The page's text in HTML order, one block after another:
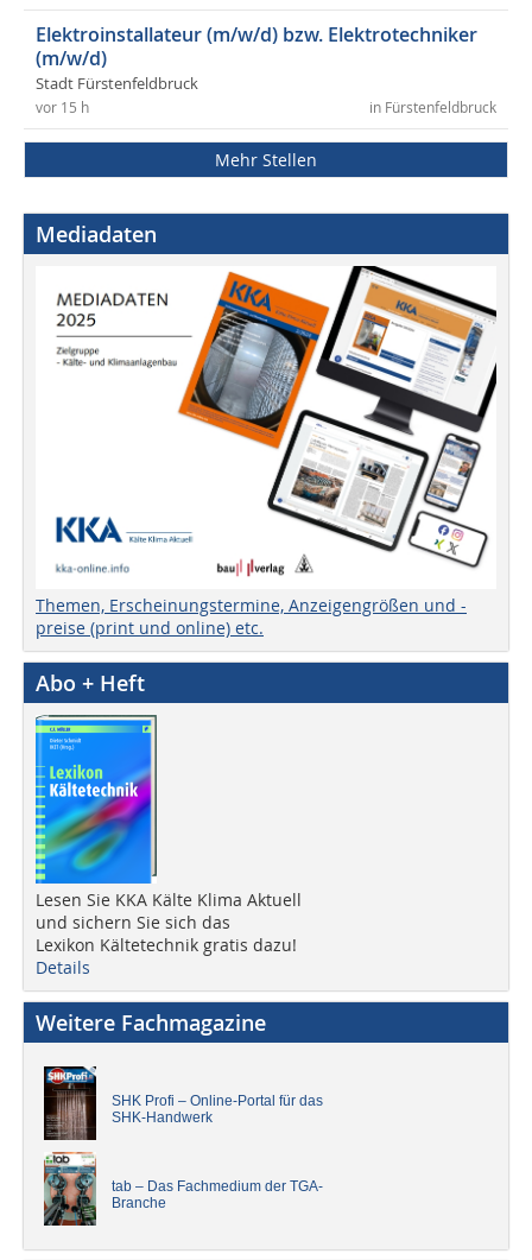
Elektroinstallateur (m/w/d) bzw. Elektrotechniker
(m/w/d)
Stadt Fürstenfeldbruck
in Fürstenfeldbruck
vor 15 h
Mehr Stellen
Mediadaten
Themen, Erscheinungstermine, Anzeigengrößen und -
preise (print und online) etc.
Abo + Heft
Lesen Sie KKA Kälte Klima Aktuell
und sichern Sie sich das
Lexikon Kältetechnik gratis dazu!
Details
Weitere Fachmagazine
SHK Profi – Online-Portal für das
SHK-Handwerk
tab – Das Fachmedium der TGA-
Branche